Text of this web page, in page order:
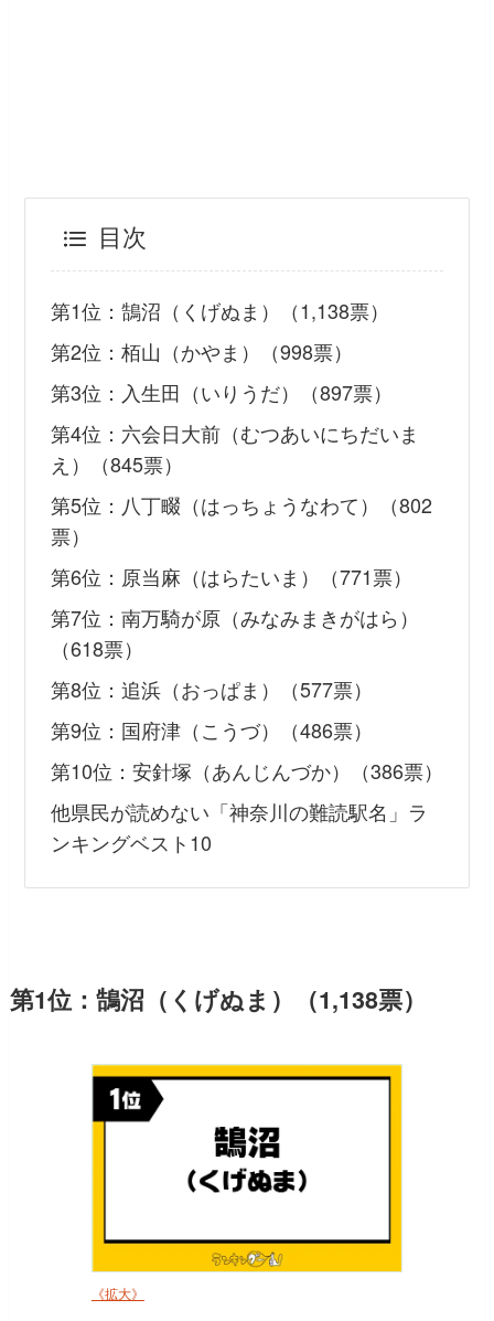
目次
第1位：鵠沼（くげぬま）（1,138票）
第2位：栢山（かやま）（998票）
第3位：入生田（いりうだ）（897票）
第4位：六会日大前（むつあいにちだいま
え）（845票）
第5位：八丁畷（はっちょうなわて）（802
票）
第6位：原当麻（はらたいま）（771票）
第7位：南万騎が原（みなみまきがはら）
（618票）
第8位：追浜（おっぱま）（577票）
第9位：国府津（こうづ）（486票）
第10位：安針塚（あんじんづか）（386票）
他県民が読めない「神奈川の難読駅名」ラ
ンキングベスト10
第1位：鵠沼（くげぬま）（1,138票）
《拡大》